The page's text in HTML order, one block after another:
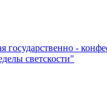
государственно -
светскости"